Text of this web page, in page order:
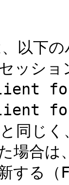
、以
ッシ
同じく
場合
する